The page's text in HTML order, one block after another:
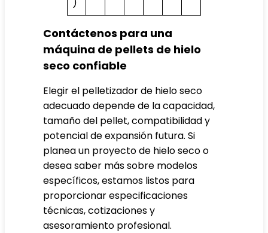
Contáctenos para una
máquina de pellets de hielo
seco confiable
Elegir el pelletizador de hielo seco
adecuado depende de la capacidad,
tamaño del pellet, compatibilidad y
potencial de expansión futura. Si
planea un proyecto de hielo seco o
desea saber más sobre modelos
específicos, estamos listos para
proporcionar especificaciones
técnicas, cotizaciones y
asesoramiento profesional.